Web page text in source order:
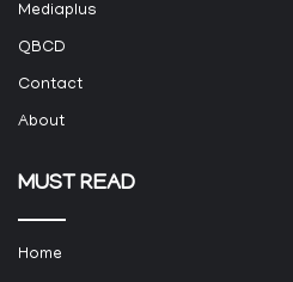
Mediaplus
QBCD
Contact
About
MUST READ
Home